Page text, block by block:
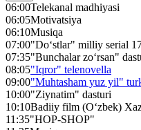
06:00Telekanal madhiyasi
06:05Motivatsiya
06:10Musiqa
07:00"Do‘stlar" milliy serial
07:35"Bunchalar zo‘rsan"
08:05"Iqror" telenovella
09:00"Muhtasham yuz yil"
10:00"Ziynatim" dasturi
10:10Badiiy film (O‘zbek)
11:35"HOP-SHOP"